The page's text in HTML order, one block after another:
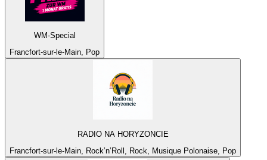
WM-Special
Francfort-sur-le-Main, Pop
RADIO NA HORYZONCIE
Francfort-sur-le-Main, Rock’n’Roll, Rock, Musique Polonaise, Pop